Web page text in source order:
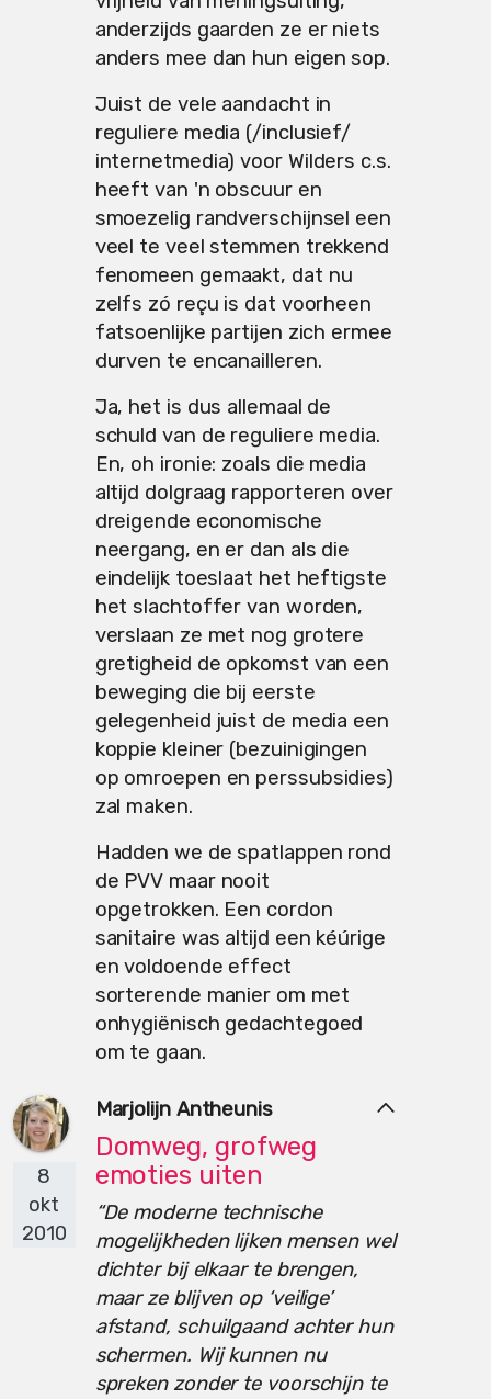
anderzijds gaarden ze er niets
anders mee dan hun eigen sop.
Juist de vele aandacht in
reguliere media (/inclusief/
internetmedia) voor Wilders c.s.
heeft van 'n obscuur en
smoezelig randverschijnsel een
veel te veel stemmen trekkend
fenomeen gemaakt, dat nu
zelfs zó reçu is dat voorheen
fatsoenlijke partijen zich ermee
durven te encanailleren.
Ja, het is dus allemaal de
schuld van de reguliere media.
En, oh ironie: zoals die media
altijd dolgraag rapporteren over
dreigende economische
neergang, en er dan als die
eindelijk toeslaat het heftigste
het slachtoffer van worden,
verslaan ze met nog grotere
gretigheid de opkomst van een
beweging die bij eerste
gelegenheid juist de media een
koppie kleiner (bezuinigingen
op omroepen en perssubsidies)
zal maken.
Hadden we de spatlappen rond
de PVV maar nooit
opgetrokken. Een cordon
sanitaire was altijd een kéúrige
en voldoende effect
sorterende manier om met
onhygiënisch gedachtegoed
om te gaan.
8
okt
2010
Marjolijn Antheunis
Domweg, grofweg
emoties uiten
“De moderne technische
mogelijkheden lijken mensen wel
dichter bij elkaar te brengen,
maar ze blijven op ‘veilige’
afstand, schuilgaand achter hun
schermen. Wij kunnen nu
spreken zonder te voorschijn te